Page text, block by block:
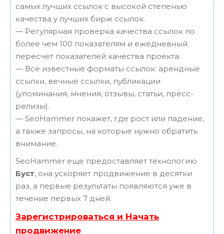
самых лучших ссылок с высокой степенью
качества у лучших бирж ссылок.
— Регулярная проверка качества ссылок по
более чем 100 показателям и ежедневный
пересчет показателей качества проекта.
— Все известные форматы ссылок: арендные
ссылки, вечные ссылки, публикации
(упоминания, мнения, отзывы, статьи, пресс-
релизы).
— SeoHammer покажет, где рост или падение,
а также запросы, на которые нужно обратить
внимание.
SeoHammer еще предоставляет технологию
Буст, она ускоряет продвижение в десятки
раз, а первые результаты появляются уже в
течение первых 7 дней.
Зарегистрироваться и Начать
продвижение